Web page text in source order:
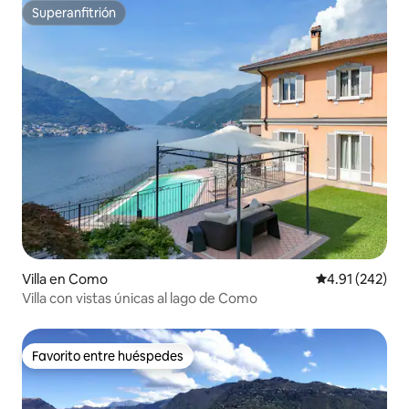
Superanfitrión
Superanfitrión
Villa en Como Calificación
4.91 (242)
Villa con vistas únicas al lago de Como
Favorito entre huéspedes
Favorito entre huéspedes